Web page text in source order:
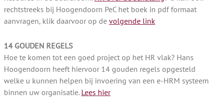
rechtstreeks bij Hoogendoorn PeC het boek in pdf formaat
aanvragen, klik daarvoor op de volgende link
14 GOUDEN REGELS
Hoe te komen tot een goed project op het HR vlak? Hans
Hoogendoorn heeft hiervoor 14 gouden regels opgesteld
welke u kunnen helpen bij invoering van een e-HRM systeem
binnen uw organisatie. Lees hier